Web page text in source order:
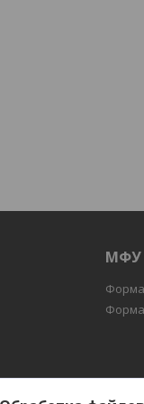
МФУ
-